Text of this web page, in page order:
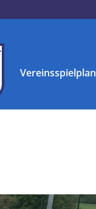
Vereinsspielplan